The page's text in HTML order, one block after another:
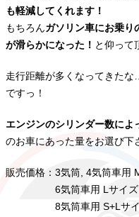
も軽減してくれます！
もちろんガソリン車にお乗り
が滑らかになった！ と仰って
走行距離が多くなってきた
ですっ！
エンジンのシリンダー数によ
のお車にあった量をお選び下
販売価格：3気筒, 4気筒車用
6気筒車用 Lサイズ
8気筒車用 S+Lサイ